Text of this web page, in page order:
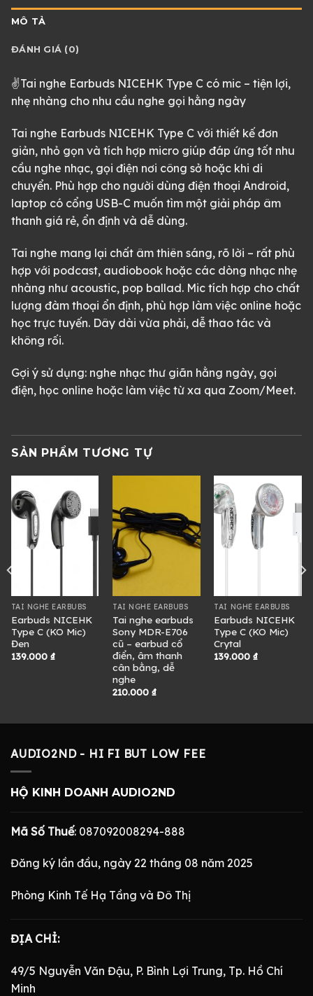
MÔ TẢ
ĐÁNH GIÁ (0)
✌Tai nghe Earbuds NICEHK Type C có mic – tiện lợi,
nhẹ nhàng cho nhu cầu nghe gọi hằng ngày
Tai nghe Earbuds NICEHK Type C với thiết kế đơn
giản, nhỏ gọn và tích hợp micro giúp đáp ứng tốt nhu
cầu nghe nhạc, gọi điện nơi công sở hoặc khi di
chuyển. Phù hợp cho người dùng điện thoại Android,
laptop có cổng USB-C muốn tìm một giải pháp âm
thanh giá rẻ, ổn định và dễ dùng.
Tai nghe mang lại chất âm thiên sáng, rõ lời – rất phù
hợp với podcast, audiobook hoặc các dòng nhạc nhẹ
nhàng như acoustic, pop ballad. Mic tích hợp cho chất
lượng đàm thoại ổn định, phù hợp làm việc online hoặc
học trực tuyến. Dây dài vừa phải, dễ thao tác và
không rối.
Gợi ý sử dụng: nghe nhạc thư giãn hằng ngày, gọi
điện, học online hoặc làm việc từ xa qua Zoom/Meet.
SẢN PHẨM TƯƠNG TỰ
TAI NGHE EARBUBS
Earbuds NICEHK
Type C (KO Mic)
Đen
139.000 ₫
TAI NGHE EARBUBS
Tai nghe earbuds
Sony MDR-E706
cũ – earbud cổ
điển, âm thanh
cân bằng, dễ
nghe
210.000₫
TAI NGHE EARBUBS
Earbuds NICEHK
Type C (KO Mic)
Crytal
139.000₫
AUDIO2ND - HI FI BUT LOW FEE
HỘ KINH DOANH AUDIO2ND
Mã Số Thuế: 087092008294-888
Đăng ký lần đầu, ngày 22 tháng 08 năm 2025
Phòng Kinh Tế Hạ Tầng và Đô Thị
ĐỊA CHỈ:
49/5 Nguyễn Văn Đậu, P. Bình Lợi Trung, Tp. Hồ Chí
Minh